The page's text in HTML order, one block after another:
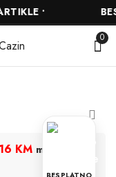
•
0
Casio MTP-1302D-
139.50KM
Casio MTP-1302D-
130.50
KM mjesečno